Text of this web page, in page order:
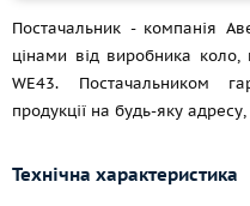
Постачальник - компанія
цінами від виробника коло,
WЕ43. Постачальником
продукції на будь-яку
Технічна характеристика